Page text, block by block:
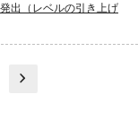
出（レベルの引き上げ